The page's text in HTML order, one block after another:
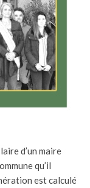
d’un maire
qu’il
est calculé